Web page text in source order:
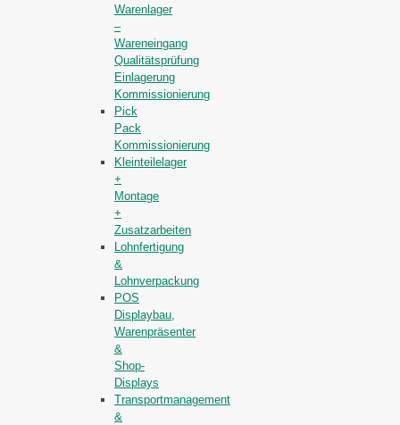
Warenlager
–
Wareneingang
Qualitätsprüfung
Einlagerung
Kommissionierung
Pick
Pack
Kommissionierung
Kleinteilelager
+
Montage
+
Zusatzarbeiten
Lohnfertigung
&
Lohnverpackung
POS
Displaybau,
Warenpräsenter
&
Shop-
Displays
Transportmanagement
&